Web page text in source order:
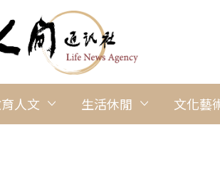
人文 生活休閒 文化藝